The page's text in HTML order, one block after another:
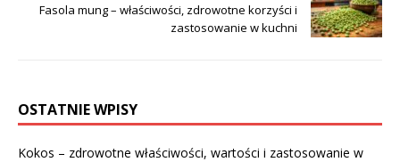
Fasola mung – właściwości, zdrowotne korzyści i
zastosowanie w kuchni
OSTATNIE WPISY
Kokos – zdrowotne właściwości, wartości i zastosowanie w